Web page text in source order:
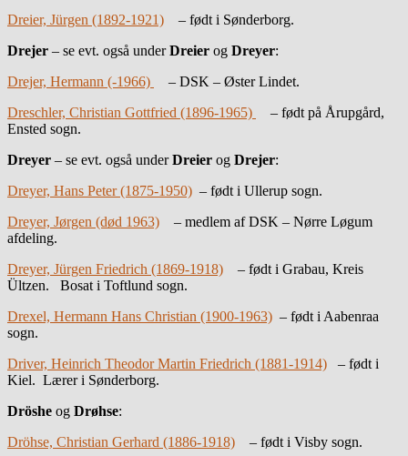
Dreier, Jürgen (1892-1921) – født i Sønderborg.
Drejer – se evt. også underDreier og Dreyer:
Drejer, Hermann (-1966)
– DSK – Øster Lindet.
Dreschler, Christian Gottfried (1896-1965)
– født på Årupgård,
Ensted sogn.
Dreyer – se evt. også underDreier og Drejer:
Dreyer, Hans Peter (1875-1950) – født i Ullerup sogn.
Dreyer, Jørgen (død 1963) – medlem af DSK – Nørre Løgum
afdeling.
Dreyer, Jürgen Friedrich (1869-1918) – født i Grabau, Kreis
Ültzen. Bosat i Toftlund sogn.
Drexel, Hermann Hans Christian (1900-1963) – født i Aabenraa
sogn.
Driver, Heinrich Theodor Martin Friedrich (1881-1914) – født i
Kiel. Lærer i Sønderborg.
Dröshe og Drøhse:
Dröhse, Christian Gerhard (1886-1918) – født i Visby sogn.